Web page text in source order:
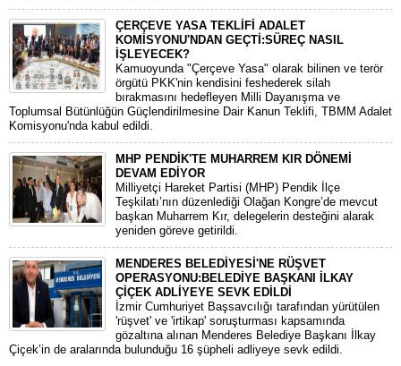
ÇERÇEVE YASA TEKLİFİ ADALET
KOMİSYONU'NDAN GEÇTİ:SÜREÇ NASIL
İŞLEYECEK?
​Kamuoyunda "Çerçeve Yasa" olarak bilinen ve terör
örgütü PKK'nin kendisini feshederek silah
bırakmasını hedefleyen Milli Dayanışma ve
Toplumsal Bütünlüğün Güçlendirilmesine Dair Kanun Teklifi, TBMM Adalet
Komisyonu'nda kabul edildi.
MHP PENDİK'TE MUHARREM KIR DÖNEMİ
DEVAM EDİYOR
​Milliyetçi Hareket Partisi (MHP) Pendik İlçe
Teşkilatı’nın düzenlediği Olağan Kongre’de mevcut
başkan Muharrem Kır, delegelerin desteğini alarak
yeniden göreve getirildi.
MENDERES BELEDİYESİ'NE RÜŞVET
OPERASYONU:BELEDİYE BAŞKANI İLKAY
ÇİÇEK ADLİYEYE SEVK EDİLDİ
​İzmir Cumhuriyet Başsavcılığı tarafından yürütülen
'rüşvet' ve 'irtikap' soruşturması kapsamında
gözaltına alınan Menderes Belediye Başkanı İlkay
Çiçek’in de aralarında bulunduğu 16 şüpheli adliyeye sevk edildi.